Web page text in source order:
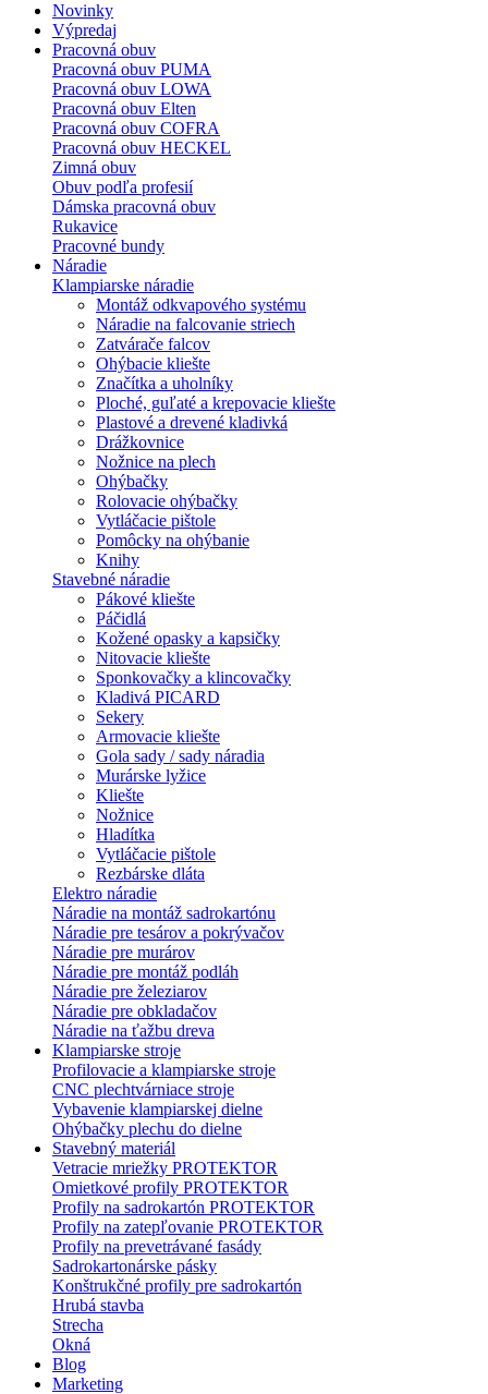
Novinky
Výpredaj
Pracovná obuv
Pracovná obuv PUMA
Pracovná obuv LOWA
Pracovná obuv Elten
Pracovná obuv COFRA
Pracovná obuv HECKEL
Zimná obuv
Obuv podľa profesií
Dámska pracovná obuv
Rukavice
Pracovné bundy
Náradie
Klampiarske náradie
Montáž odkvapového systému
Náradie na falcovanie striech
Zatvárače falcov
Ohýbacie kliešte
Značítka a uholníky
Ploché, guľaté a krepovacie kliešte
Plastové a drevené kladivká
Drážkovnice
Nožnice na plech
Ohýbačky
Rolovacie ohýbačky
Vytláčacie pištole
Pomôcky na ohýbanie
Knihy
Stavebné náradie
Pákové kliešte
Páčidlá
Kožené opasky a kapsičky
Nitovacie kliešte
Sponkovačky a klincovačky
Kladivá PICARD
Sekery
Armovacie kliešte
Gola sady / sady náradia
Murárske lyžice
Kliešte
Nožnice
Hladítka
Vytláčacie pištole
Rezbárske dláta
Elektro náradie
Náradie na montáž sadrokartónu
Náradie pre tesárov a pokrývačov
Náradie pre murárov
Náradie pre montáž podláh
Náradie pre železiarov
Náradie pre obkladačov
Náradie na ťažbu dreva
Klampiarske stroje
Profilovacie a klampiarske stroje
CNC plechtvárniace stroje
Vybavenie klampiarskej dielne
Ohýbačky plechu do dielne
Stavebný materiál
Vetracie mriežky PROTEKTOR
Omietkové profily PROTEKTOR
Profily na sadrokartón PROTEKTOR
Profily na zatepľovanie PROTEKTOR
Profily na prevetrávané fasády
Sadrokartonárske pásky
Konštrukčné profily pre sadrokartón
Hrubá stavba
Strecha
Okná
Blog
Marketing